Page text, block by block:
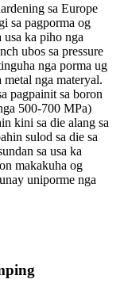
sa Europe
sa pagporma og
ka piho nga
ubos sa pressure
nga porma ug
metal nga materyal.
pagpainit sa boron
500-700 MPa)
kini sa die alang sa
sulod sa die sa
sa usa ka
makakuha og
uniporme nga